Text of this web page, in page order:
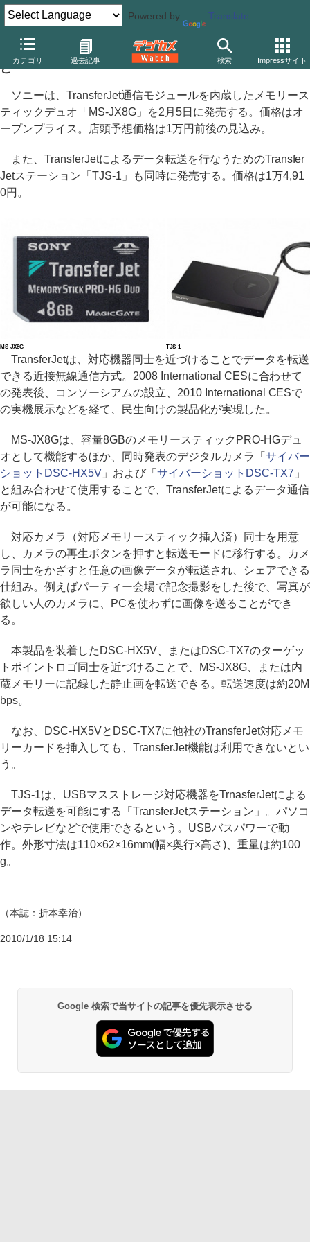
Powered by Translate
カテゴリ 過去記事 検索 Impressサイト
ソニー、「TransferJet」内蔵のメモリースティックな
ど
ソニーは、TransferJet通信モジュールを内蔵したメモリース
ティックデュオ「MS-JX8G」を2月5日に発売する。価格はオ
ープンプライス。店頭予想価格は1万円前後の見込み。
また、TransferJetによるデータ転送を行なうためのTransfer
Jetステーション「TJS-1」も同時に発売する。価格は1万4,91
0円。
MS-JX8G TJS-1
TransferJetは、対応機器同士を近づけることでデータを転送
できる近接無線通信方式。2008 International CESに合わせて
の発表後、コンソーシアムの設立、2010 International CESで
の実機展示などを経て、民生向けの製品化が実現した。
MS-JX8Gは、容量8GBのメモリースティックPRO-HGデュ
オとして機能するほか、同時発表のデジタルカメラ「 サイバー
ショットDSC-HX5V」および「 サイバーショットDSC-TX7 」
と組み合わせて使用することで、TransferJetによるデータ通信
が可能になる。
対応カメラ（対応メモリースティック挿入済）同士を用意
し、カメラの再生ボタンを押すと転送モードに移行する。カメ
ラ同士をかざすと任意の画像データが転送され、シェアできる
仕組み。例えばパーティー会場で記念撮影をした後で、写真が
欲しい人のカメラに、PCを使わずに画像を送ることができ
る。
本製品を装着したDSC-HX5V、またはDSC-TX7のターゲッ
トポイントロゴ同士を近づけることで、MS-JX8G、または内
蔵メモリーに記録した静止画を転送できる。転送速度は約20M
bps。
なお、DSC-HX5VとDSC-TX7に他社のTransferJet対応メモ
リーカードを挿入しても、TransferJet機能は利用できないとい
う。
TJS-1は、USBマスストレージ対応機器をTrnasferJetによる
データ転送を可能にする「TransferJetステーション」。パソコ
ンやテレビなどで使用できるという。USBバスパワーで動
作。外形寸法は110×62×16mm(幅×奥行×高さ)、重量は約100
g。
（本誌：折本幸治）
2010/1/18 15:14
Google 検索で当サイトの記事を優先表示させる